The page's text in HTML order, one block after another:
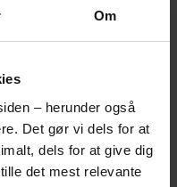
Om
– herunder også
Det gør vi dels for at
dels for at give dig
det mest relevante